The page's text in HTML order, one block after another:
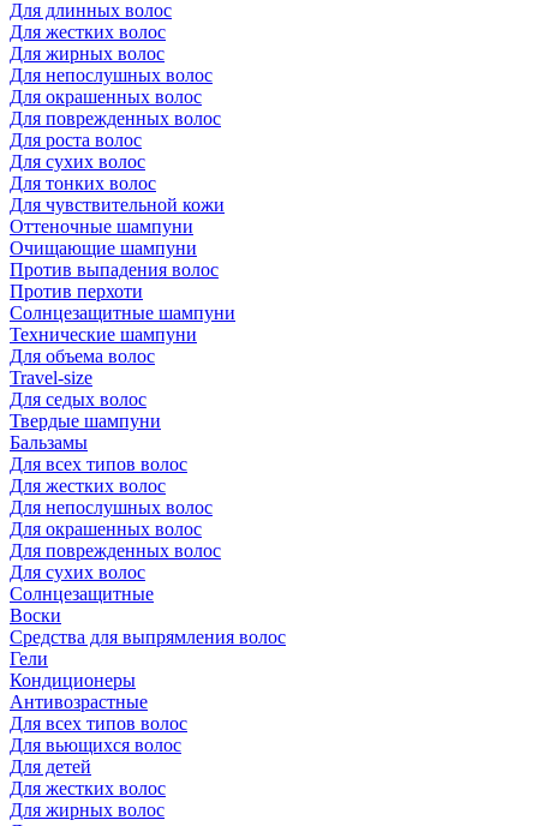
Для длинных волос
Для жестких волос
Для жирных волос
Для непослушных волос
Для окрашенных волос
Для поврежденных волос
Для роста волос
Для сухих волос
Для тонких волос
Для чувствительной кожи
Оттеночные шампуни
Очищающие шампуни
Против выпадения волос
Против перхоти
Солнцезащитные шампуни
Технические шампуни
Для объема волос
Travel-size
Для седых волос
Твердые шампуни
Бальзамы
Для всех типов волос
Для жестких волос
Для непослушных волос
Для окрашенных волос
Для поврежденных волос
Для сухих волос
Солнцезащитные
Воски
Средства для выпрямления волос
Гели
Кондиционеры
Антивозрастные
Для всех типов волос
Для вьющихся волос
Для детей
Для жестких волос
Для жирных волос